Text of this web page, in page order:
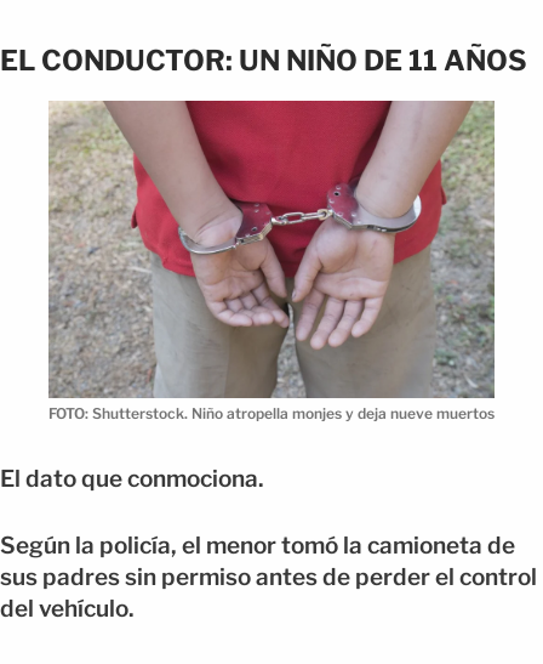
EL CONDUCTOR: UN NIÑO DE 11 AÑOS
FOTO: Shutterstock. Niño atropella monjes y deja nueve muertos
El dato que conmociona.
Según la policía, el menor tomó la camioneta de
sus padres sin permiso antes de perder el control
del vehículo.